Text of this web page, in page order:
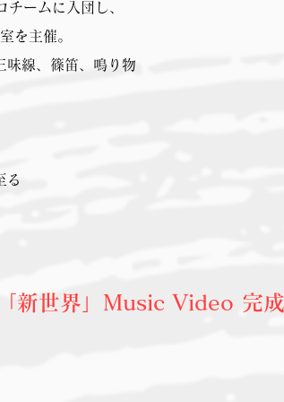
ームに入団し、
を主催。
味線、篠笛、鳴り物
る
新世界」Music Video 完